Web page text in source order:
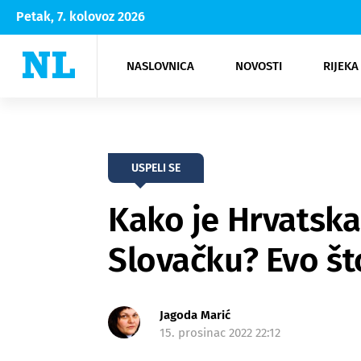
Petak, 7. kolovoz 2026
NASLOVNICA NOVOSTI
Rijeka Opatija
NK
Moda
Kultura
USPELI SE
Kako je
Slovačku? Evo
Jagoda Marić
15. prosinac 2022 22:12